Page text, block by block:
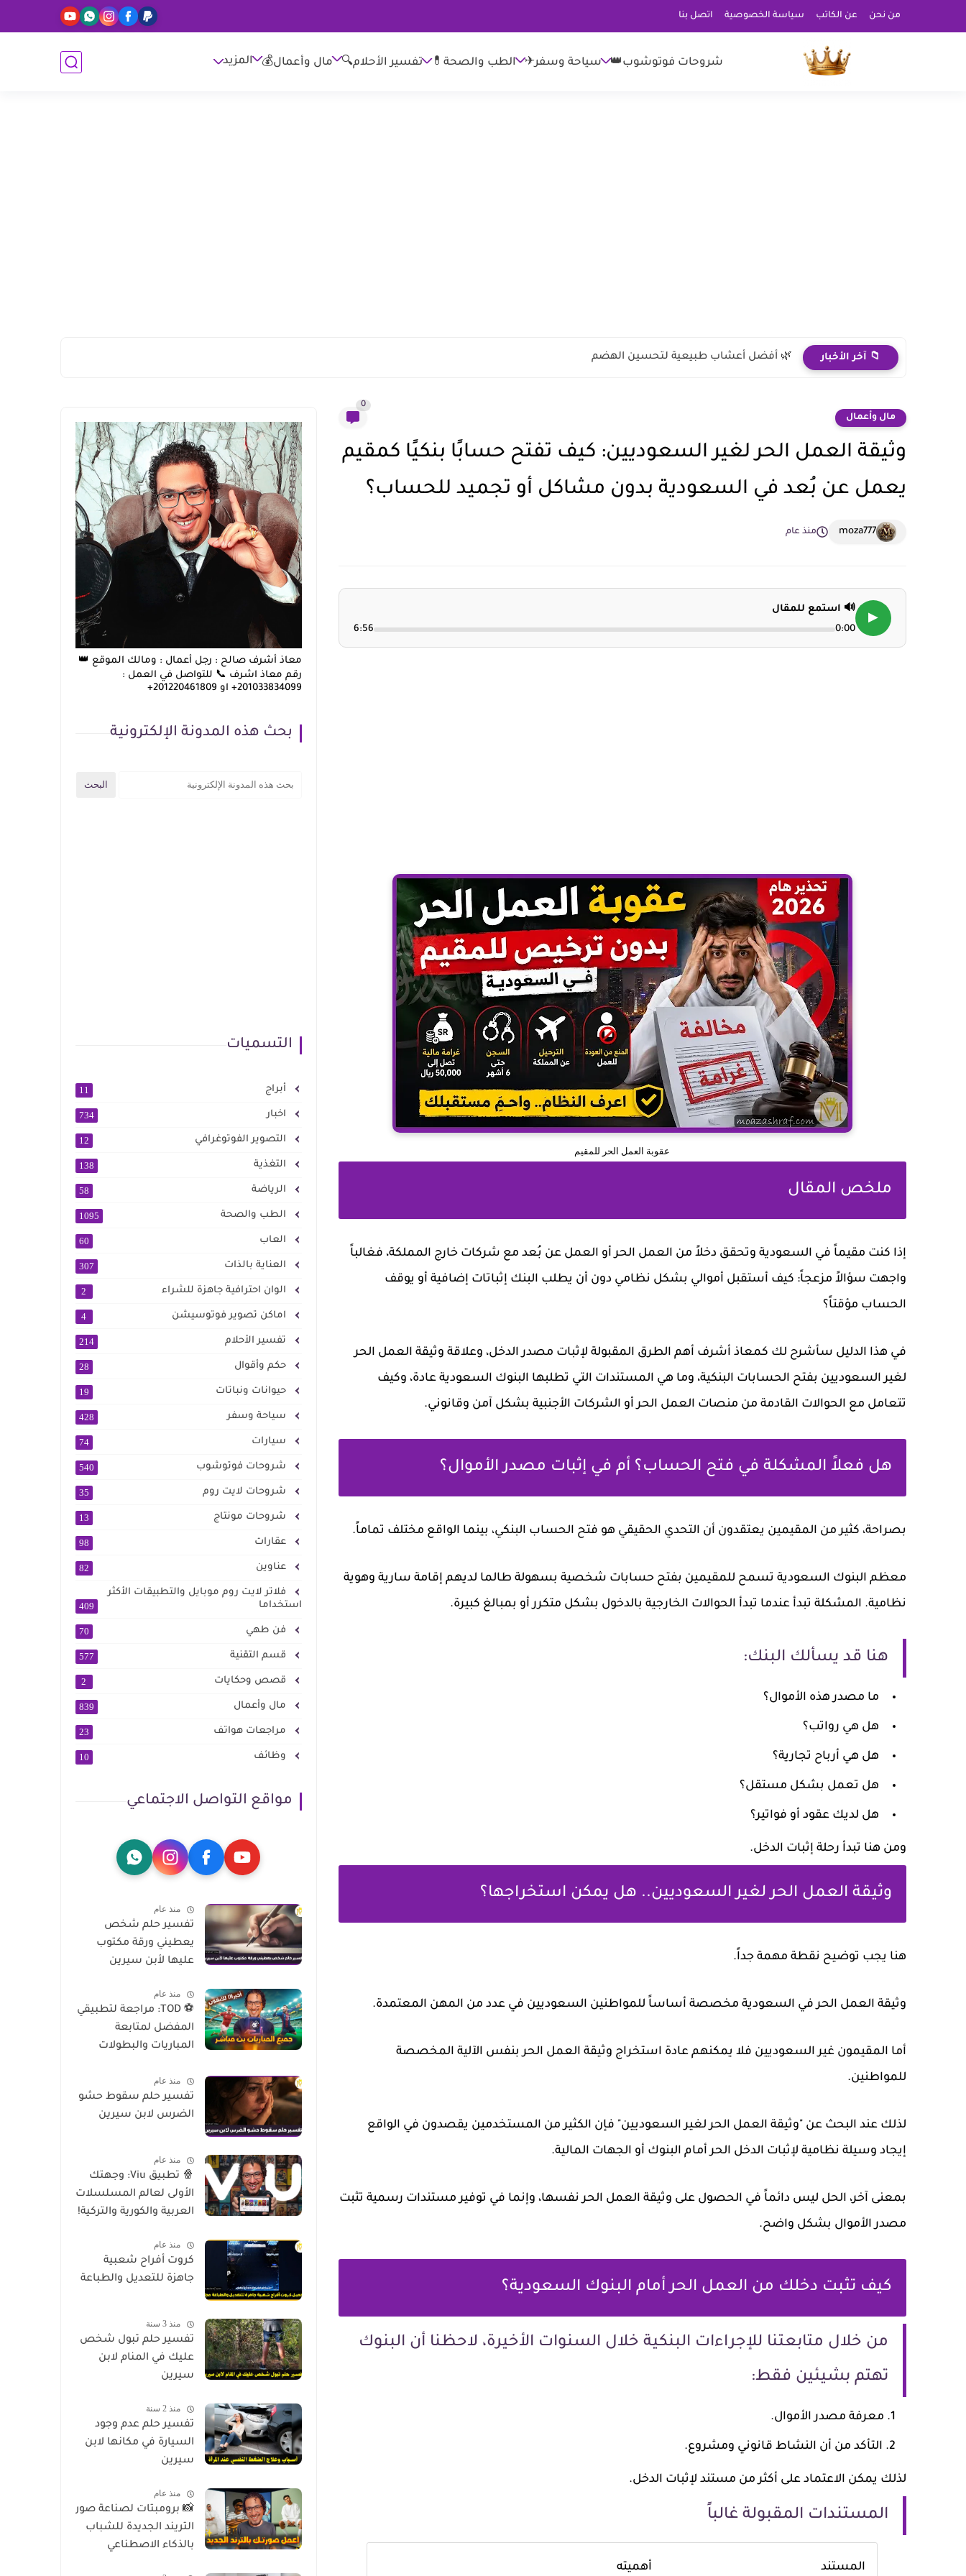
من نحن عن الكاتب سياسة الخصوصية اتصل بنا
شروحات فوتوشوب👑 سياحة وسفر✈ الطب والصحة💊 تفسير الأحلام🔍 مال وأعمال💰 المزيد
📁 آخر الأخبار 🌿 أفضل أعشاب طبيعية لتحسين الهضم
مال وأعمال
0
وثيقة العمل الحر لغير السعوديين: كيف تفتح حسابًا بنكيًا كمقيم
يعمل عن بُعد في السعودية بدون مشاكل أو تجميد للحساب؟
moza777 منذ عام
▶
🔊 استمع للمقال
0:00
6:56
عقوبة العمل الحر للمقيم
ملخص المقال
إذا كنت مقيماً في السعودية وتحقق دخلاً من العمل الحر أو العمل عن بُعد مع شركات خارج المملكة، فغالباً
واجهت سؤالاً مزعجاً: كيف أستقبل أموالي بشكل نظامي دون أن يطلب البنك إثباتات إضافية أو يوقف
الحساب مؤقتاً؟
في هذا الدليل سأشرح لك كمعاذ أشرف أهم الطرق المقبولة لإثبات مصدر الدخل، وعلاقة وثيقة العمل الحر
لغير السعوديين بفتح الحسابات البنكية، وما هي المستندات التي تطلبها البنوك السعودية عادة، وكيف
تتعامل مع الحوالات القادمة من منصات العمل الحر أو الشركات الأجنبية بشكل آمن وقانوني.
هل فعلاً المشكلة في فتح الحساب؟ أم في إثبات مصدر الأموال؟
بصراحة، كثير من المقيمين يعتقدون أن التحدي الحقيقي هو فتح الحساب البنكي، بينما الواقع مختلف تماماً.
معظم البنوك السعودية تسمح للمقيمين بفتح حسابات شخصية بسهولة طالما لديهم إقامة سارية وهوية
نظامية. المشكلة تبدأ عندما تبدأ الحوالات الخارجية بالدخول بشكل متكرر أو بمبالغ كبيرة.
هنا قد يسألك البنك:
ما مصدر هذه الأموال؟
هل هي رواتب؟
هل هي أرباح تجارية؟
هل تعمل بشكل مستقل؟
هل لديك عقود أو فواتير؟
ومن هنا تبدأ رحلة إثبات الدخل.
وثيقة العمل الحر لغير السعوديين.. هل يمكن استخراجها؟
هنا يجب توضيح نقطة مهمة جداً.
وثيقة العمل الحر في السعودية مخصصة أساساً للمواطنين السعوديين في عدد من المهن المعتمدة.
أما المقيمون غير السعوديين فلا يمكنهم عادة استخراج وثيقة العمل الحر بنفس الآلية المخصصة
للمواطنين.
لذلك عند البحث عن "وثيقة العمل الحر لغير السعوديين" فإن الكثير من المستخدمين يقصدون في الواقع
إيجاد وسيلة نظامية لإثبات الدخل الحر أمام البنوك أو الجهات المالية.
بمعنى آخر، الحل ليس دائماً في الحصول على وثيقة العمل الحر نفسها، وإنما في توفير مستندات رسمية تثبت
مصدر الأموال بشكل واضح.
كيف تثبت دخلك من العمل الحر أمام البنوك السعودية؟
من خلال متابعتنا للإجراءات البنكية خلال السنوات الأخيرة، لاحظنا أن البنوك
تهتم بشيئين فقط:
معرفة مصدر الأموال.
التأكد من أن النشاط قانوني ومشروع.
لذلك يمكن الاعتماد على أكثر من مستند لإثبات الدخل.
المستندات المقبولة غالباً
المستند أهميته
معاذ أشرف صالح : رجل أعمال : ومالك الموقع 👑
رقم معاذ اشرف 📞 للتواصل في العمل :
201033834099+ او 201220461809+
بحث هذه المدونة الإلكترونية
التسميات
أبراج 11
اخبار 734
التصوير الفوتوغرافي 12
التغذية 138
الرياضة 58
الطب والصحة 1095
العاب 60
العناية بالذات 307
الوان احترافية جاهزة للشراء 2
اماكن تصوير فوتوسيشن 4
تفسير الأحلام 214
حكم وأقوال 28
حيوانات ونباتات 19
سياحة وسفر 428
سيارات 74
شروحات فوتوشوب 540
شروحات لايت روم 35
شروحات مونتاج 13
عقارات 98
عناوين 82
فلاتر لايت روم موبايل والتطبيقات الأكثر
استخداما
409
فن طهي 70
قسم التقنية 577
قصص وحكايات 2
مال وأعمال 839
مراجعات هواتف 23
وظائف 10
مواقع التواصل الاجتماعي
منذ عام
تفسير حلم شخص
يعطيني ورقة مكتوب
عليها لأبن سيرين
منذ عام
⚽ TOD: مراجعة لتطبيقي
المفضل لمتابعة
المباريات والبطولات
منذ عام
تفسير حلم سقوط حشو
الضرس لابن سيرين
منذ عام
🍿 تطبيق Viu: وجهتك
الأولى لعالم المسلسلات
العربية والكورية والتركية!
منذ عام
كروت أفراح شعبية
جاهزة للتعديل والطباعة
منذ 3 سنة
تفسير حلم تبول شخص
عليك في المنام لابن
سيرين
منذ 2 سنة
تفسير حلم عدم وجود
السيارة في مكانها لابن
سيرين
منذ عام
📸 برومبتات لصناعة صور
التريند الجديدة للشباب
بالذكاء الاصطناعي